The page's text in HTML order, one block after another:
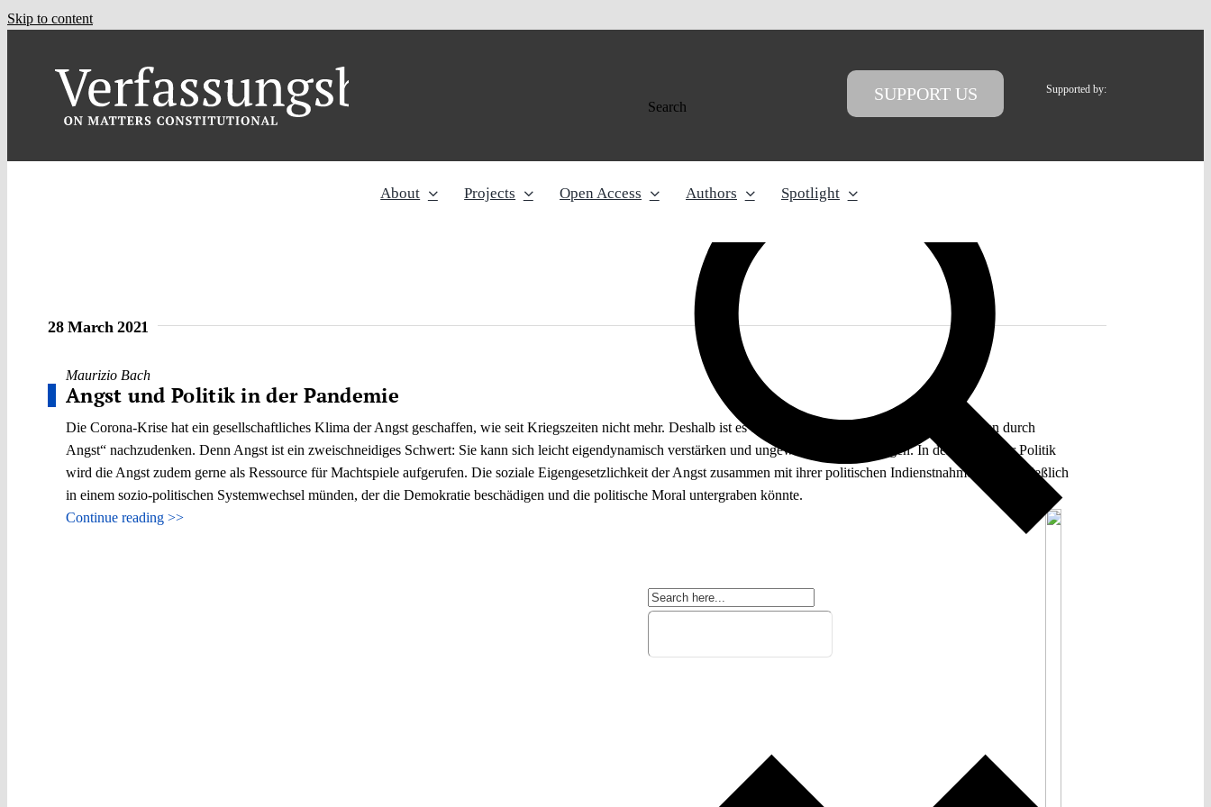
Skip to content
Search
SUPPORT US Supported by:
About Projects Open Access Authors Spotlight
28 March 2021
Maurizio Bach
Angst und Politik in der Pandemie
Die Corona-Krise hat ein gesellschaftliches Klima der Angst geschaffen, wie seit Kriegszeiten nicht mehr. Deshalb ist es überfällig, über Alternativen zum „Regieren durch
Angst“ nachzudenken. Denn Angst ist ein zweischneidiges Schwert: Sie kann sich leicht eigendynamisch verstärken und ungewollt verselbständigen. In der Sphäre der Politik
wird die Angst zudem gerne als Ressource für Machtspiele aufgerufen. Die soziale Eigengesetzlichkeit der Angst zusammen mit ihrer politischen Indienstnahme kann schließlich
in einem sozio-politischen Systemwechsel münden, der die Demokratie beschädigen und die politische Moral untergraben könnte.
Continue reading >>